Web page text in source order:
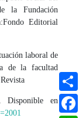
la Fundación
Editorial
laboral de
de la facultad
Disponible en